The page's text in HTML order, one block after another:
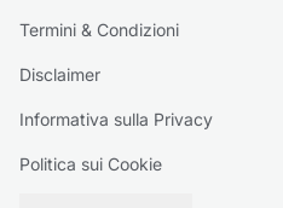
Termini & Condizioni
Disclaimer
Informativa sulla Privacy
Politica sui Cookie